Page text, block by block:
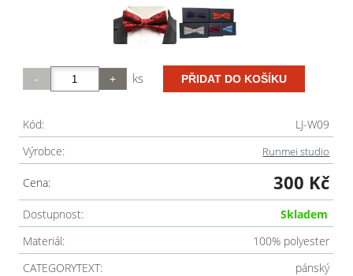
ks
Kód:
LJ-W09
Výrobce:
Runmei studio
Cena: 300 Kč
Dostupnost:
Skladem
Materiál:
100% polyester
CATEGORYTEXT:
pánský